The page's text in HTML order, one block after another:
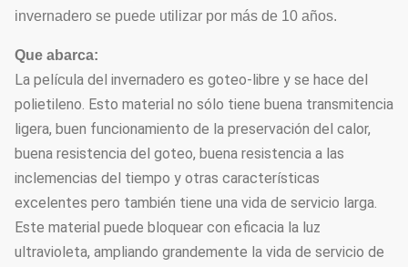
8
calefacción
agua caliente,
calefacción
eléctrica
9
Sistema de la
irrigación por
goteo
Modificado para
requisitos
particulares
sistema de la
invernadero se puede utilizar por más de 10 años.
Que abarca:
La película del invernadero es goteo-libre y se hace del
polietileno. Esto material no sólo tiene buena transmitencia
ligera, buen funcionamiento de la preservación del calor,
buena resistencia del goteo, buena resistencia a las
inclemencias del tiempo y otras características
excelentes pero también tiene una vida de servicio larga.
Este material puede bloquear con eficacia la luz
ultravioleta, ampliando grandemente la vida de servicio de